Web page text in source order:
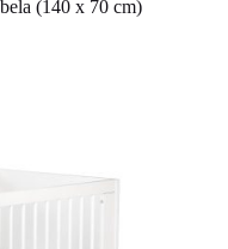
(140 x 70 cm)